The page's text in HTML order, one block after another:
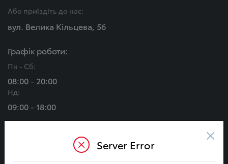
Або приїздіть до нас:
вул. Велика Кільцева, 56
Графік роботи:
Пн - Сб:
08:00 - 20:00
Нд:
09:00 - 18:00
Server Error ×